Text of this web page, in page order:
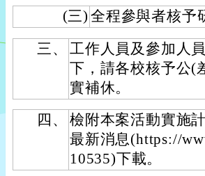
(三) 全程參與者核予
三、
工作人員及參加人
下，請各校核予公(
實補休。
四、
檢附本案活動實施
最新消息(https://
10535)下載。